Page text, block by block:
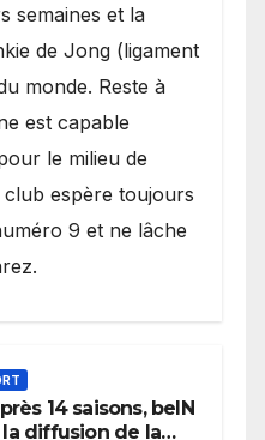
semaines et la
de Jong (ligament
monde. Reste à
est capable
le milieu de
espère toujours
9 et ne lâche
14 saisons, beIN
diffusion de la